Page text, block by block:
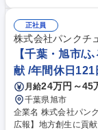
行■データ分析とサイ
業責任者との折衝、
にコミットできるポ
を巻き込みながらハ
募お待ちしています。 募集職種 【WEBディレクター】サイト制作
析・SEO対策・運用
正社員
株式会社パンクチ
【千葉・旭市/
献 /年間休日
月給24万円～45
千葉県旭市
企業名 株式会社パンクチュアル 求人名 【千葉・
広報】地方創生に貢献★/年間休日121